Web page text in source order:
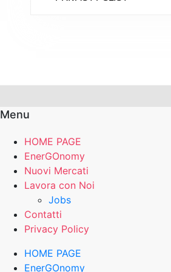
Menu
HOME PAGE
EnerGOnomy
Nuovi Mercati
Lavora con Noi
Jobs
Contatti
Privacy Policy
HOME PAGE
EnerGOnomy